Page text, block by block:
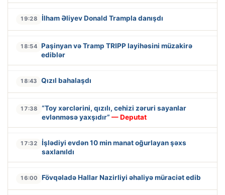
19:28 İlham Əliyev Donald Trampla danışdı
18:54 Paşinyan və Tramp TRIPP layihəsini müzakirə
ediblər
18:43 Qızıl bahalaşdı
17:38
“Toy xərclərini, qızılı, cehizi zəruri sayanlar
evlənməsə yaxşıdır” — Deputat
17:32
İşlədiyi evdən 10 min manat oğurlayan şəxs
saxlanıldı
16:00 Fövqəladə Hallar Nazirliyi əhaliyə müraciət edib